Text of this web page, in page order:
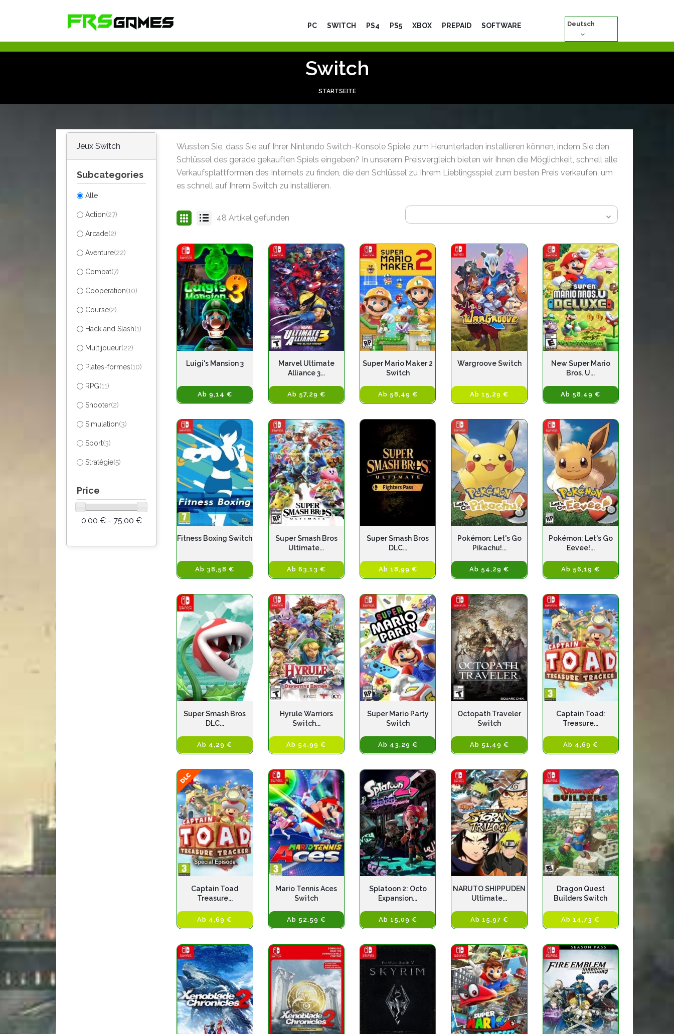
PC SWITCH PS4 PS5 XBOX PREPAID SOFTWARE Deutsch
Switch
STARTSEITE
Jeux Switch
Subcategories
Alle
Action(27)
Arcade(2)
Aventure(22)
Combat(7)
Coopération(10)
Course(2)
Hack and Slash(1)
Multijoueur(22)
Plates-formes(10)
RPG(11)
Shooter(2)
Simulation(3)
Sport(3)
Stratégie(5)
Price
0,00 € - 75,00 €
Wussten Sie, dass Sie auf Ihrer Nintendo Switch-Konsole Spiele zum Herunterladen installieren können, indem Sie den
Schlüssel des gerade gekauften Spiels eingeben? In unserem Preisvergleich bieten wir Ihnen die Möglichkeit, schnell alle
Verkaufsplattformen des Internets zu finden, die den Schlüssel zu Ihrem Lieblingsspiel zum besten Preis verkaufen, um
es schnell auf Ihrem Switch zu installieren.
48 Artikel gefunden
Luigi's Mansion 3
Ab 9,14 €
Marvel Ultimate
Alliance 3...
Ab 57,29 €
Super Mario Maker 2
Switch
Ab 58,49 €
Wargroove Switch
Ab 15,29 €
New Super Mario
Bros. U...
Ab 58,49 €
Fitness Boxing Switch
Ab 38,58 €
Super Smash Bros
Ultimate...
Ab 63,13 €
Super Smash Bros
DLC...
Ab 18,99 €
Pokémon: Let's Go
Pikachu!...
Ab 54,29 €
Pokémon: Let's Go
Eevee!...
Ab 56,19 €
Super Smash Bros
DLC...
Ab 4,29 €
Hyrule Warriors
Switch...
Ab 54,99 €
Super Mario Party
Switch
Ab 43,29 €
Octopath Traveler
Switch
Ab 51,49 €
Captain Toad:
Treasure...
Ab 4,69 €
Captain Toad
Treasure...
Ab 4,69 €
Mario Tennis Aces
Switch
Ab 52,59 €
Splatoon 2: Octo
Expansion...
Ab 15,09 €
NARUTO SHIPPUDEN
Ultimate...
Ab 15,97 €
Dragon Quest
Builders Switch
Ab 14,73 €